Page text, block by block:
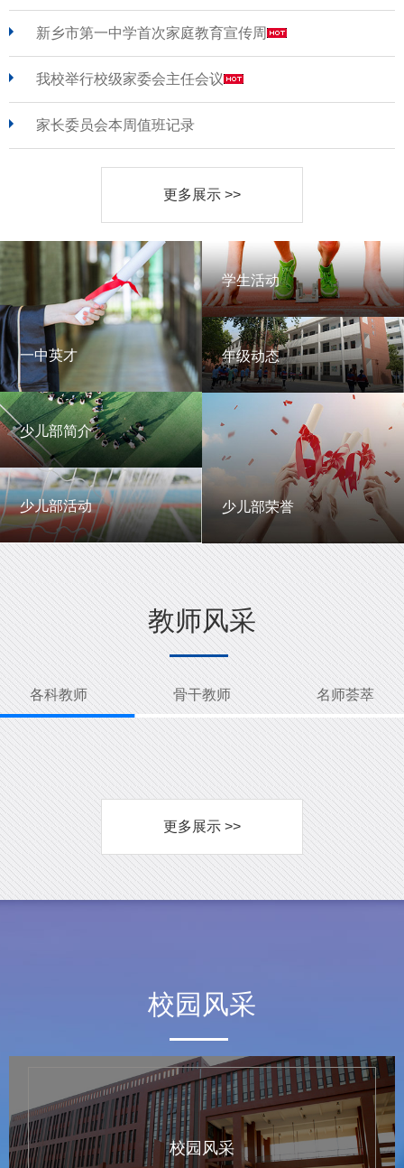
新乡市第一中学首次家庭教育宣传周
我校举行校级家委会主任会议
家长委员会本周值班记录
更多展示 >>
一中英才
一中英才
少儿部简介
少儿部简介
少儿部活动
少儿部活动
学生活动
学生活动
年级动态
年级动态
少儿部荣誉
少儿部荣誉
教师风采
各科教师 骨干教师 名师荟萃
更多展示 >>
校园风采
校园风采